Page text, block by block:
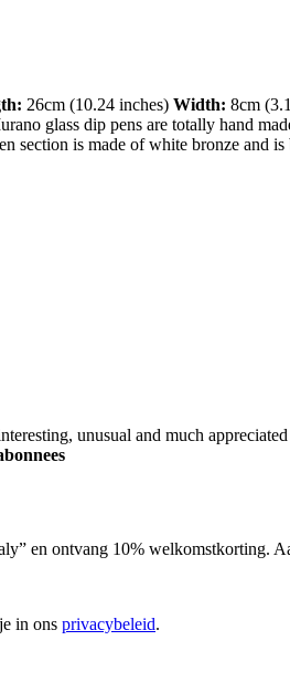
26cm (10.24 inches) Width: 8cm
glass dip pens are totally hand
section is made of white bronze and
unusual and much
en ontvang 10% welkomstkorting.
in ons privacybeleid.